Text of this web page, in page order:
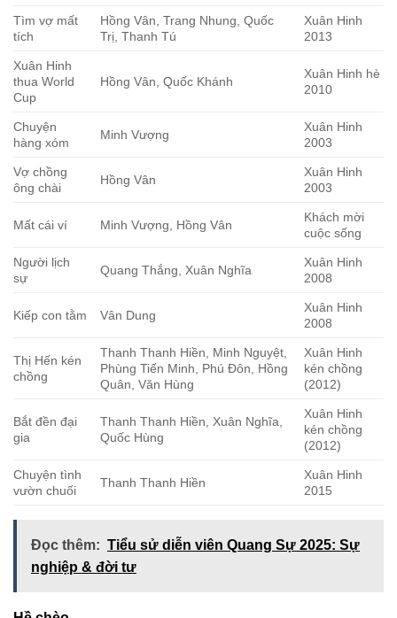
Tìm vợ mất
tích
Hồng Vân, Trang Nhung, Quốc
Trị, Thanh Tú
Xuân Hinh
2013
Xuân Hinh
thua World
Cup
Hồng Vân, Quốc Khánh
Xuân Hinh hè
2010
Chuyện
hàng xóm
Minh Vượng
Xuân Hinh
2003
Vợ chồng
ông chài
Hồng Vân
Xuân Hinh
2003
Mất cái ví Minh Vượng, Hồng Vân
Khách mời
cuộc sống
Người lịch
sự
Quang Thắng, Xuân Nghĩa
Xuân Hinh
2008
Kiếp con tằm Vân Dung
Xuân Hinh
2008
Thị Hến kén
chồng
Thanh Thanh Hiền, Minh Nguyệt,
Phùng Tiến Minh, Phú Đôn, Hồng
Quân, Văn Hùng
Xuân Hinh
kén chồng
(2012)
Bắt đền đại
gia
Thanh Thanh Hiền, Xuân Nghĩa,
Quốc Hùng
Xuân Hinh
kén chồng
(2012)
Chuyện tình
vườn chuối
Thanh Thanh Hiền
Xuân Hinh
2015
Đọc thêm: Tiểu sử diễn viên Quang Sự 2025: Sự
nghiệp & đời tư